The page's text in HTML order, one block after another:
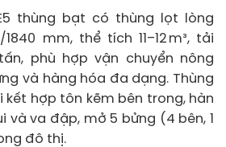
thùng bạt có thùng lọt lòng
mm, thể tích 11–12 m³, tải
phù hợp vận chuyển nông
và hàng hóa đa dạng. Thùng
kết hợp tôn kẽm bên trong, hàn
và va đập, mở 5 bửng (4 bên, 1
đô thị.